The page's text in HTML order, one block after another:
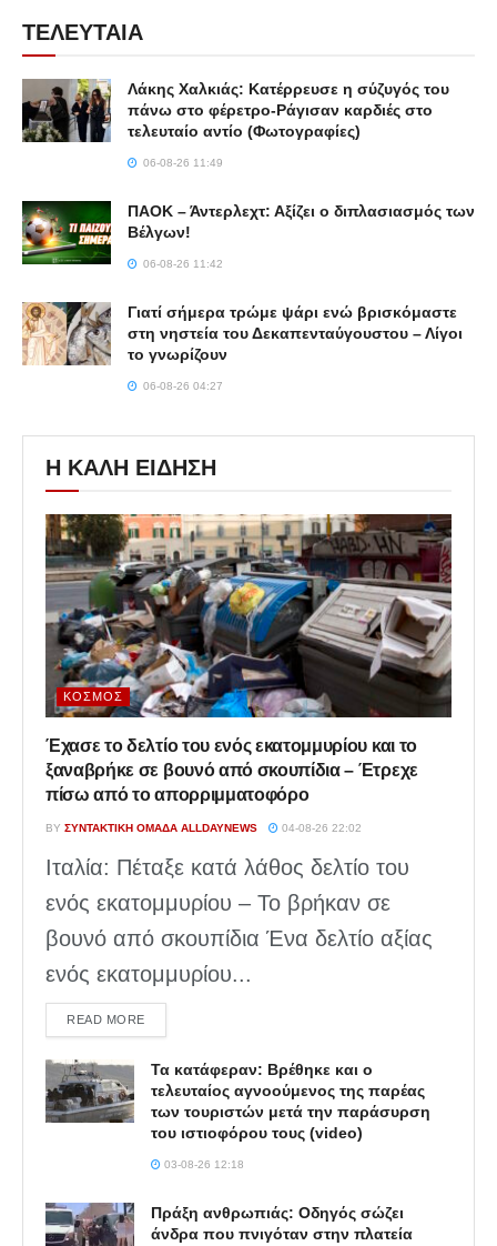
ΤΕΛΕΥΤΑΙΑ
Λάκης Χαλκιάς: Κατέρρευσε η σύζυγός του
πάνω στο φέρετρο-Ράγισαν καρδιές στο
τελευταίο αντίο (Φωτογραφίες)
06-08-26 11:49
ΠΑΟΚ – Άντερλεχτ: Αξίζει ο διπλασιασμός των
Βέλγων!
06-08-26 11:42
Γιατί σήμερα τρώμε ψάρι ενώ βρισκόμαστε
στη νηστεία του Δεκαπενταύγουστου – Λίγοι
το γνωρίζουν
06-08-26 04:27
Η ΚΑΛΗ ΕΙΔΗΣΗ
ΚΌΣΜΟΣ
Έχασε το δελτίο του ενός εκατομμυρίου και το
ξαναβρήκε σε βουνό από σκουπίδια – Έτρεχε
πίσω από το απορριμματοφόρο
BY ΣΥΝΤΑΚΤΙΚΉ ΟΜΆΔΑ ALLDAYNEWS 04-08-26 22:02
Ιταλία: Πέταξε κατά λάθος δελτίο του
ενός εκατομμυρίου – Το βρήκαν σε
βουνό από σκουπίδια Ένα δελτίο αξίας
ενός εκατομμυρίου...
READ MOREDETAILS
Τα κατάφεραν: Βρέθηκε και ο
τελευταίος αγνοούμενος της παρέας
των τουριστών μετά την παράσυρση
του ιστιοφόρου τους (video)
03-08-26 12:18
Πράξη ανθρωπιάς: Οδηγός σώζει
άνδρα που πνιγόταν στην πλατεία